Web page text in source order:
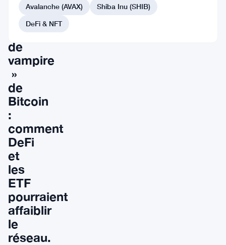
de
vampire
»
de
Bitcoin
:
comment
DeFi
et
les
ETF
pourraient
affaiblir
le
réseau.
Avalanche (AVAX)
Shiba Inu (SHIB)
DeFi & NFT